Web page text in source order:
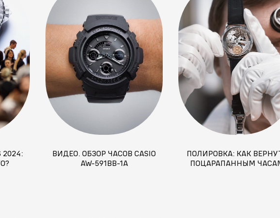
2024:
ВИДЕО. ОБЗОР ЧАСОВ CASIO
AW-591BB-1A
ПОЛИРОВКА: КАК
ПОЦАРАПАННЫМ